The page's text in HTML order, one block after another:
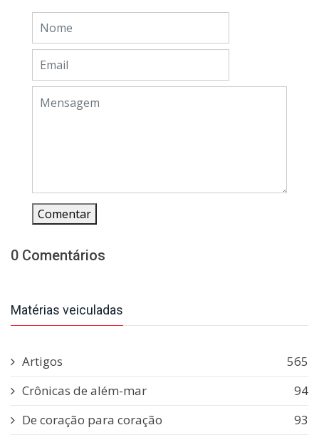
Comentar
0 Comentários
Matérias veiculadas
Artigos
565
Crônicas de além-mar
94
De coração para coração
93